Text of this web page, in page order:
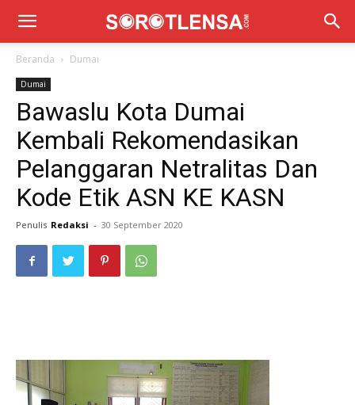
Beranda Dumai
Dumai
Bawaslu Kota Dumai
Kembali Rekomendasikan
Pelanggaran Netralitas Dan
Kode Etik ASN KE KASN
Penulis Redaksi - 30 September 2020